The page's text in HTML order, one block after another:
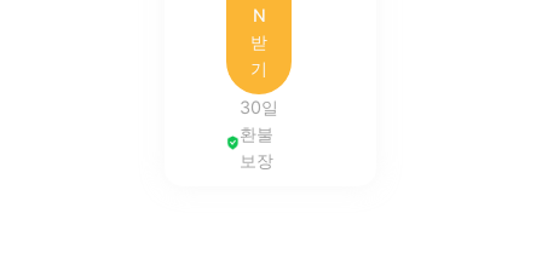
N
받
기
30일
환불
보장